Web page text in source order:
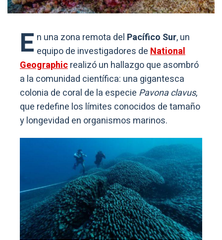
E n una zona remota del Pacífico Sur, un
equipo de investigadores deNational
Geographicrealizó un hallazgo que asombró
a la comunidad científica: una gigantesca
colonia de coral de la especie Pavona clavus,
que redefine los límites conocidos de tamaño
y longevidad en organismos marinos.